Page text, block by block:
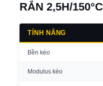
RẮN 2,5H/150°C
TÍNH NĂNG
Bền kéo
Modulus kéo